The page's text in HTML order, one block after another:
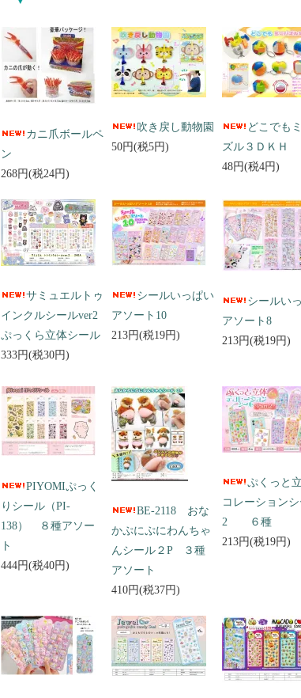
カニ爪ボールペ
ン
268円(税24円)
吹き戻し動物園
50円(税5円)
どこでも
ズル３ＤＫＨ
48円(税4円)
サミュエルトゥ
インクルシールver2
ぷっくら立体シール
333円(税30円)
シールいっぱい
アソート10
213円(税19円)
シールい
アソート8
213円(税19円)
PIYOMIぷっく
りシール（PI-
138） ８種アソー
ト
444円(税40円)
BE-2118 おな
かぷにぷにわんちゃ
んシール２P ３種
アソート
410円(税37円)
ぷくっと
コレーション
2 ６種
213円(税19円)